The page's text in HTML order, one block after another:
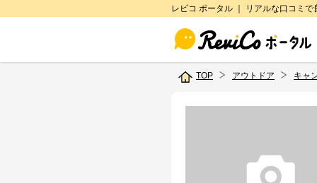
レビコ ポータル ｜ リアルな口コミ
TOP アウトドア キャ